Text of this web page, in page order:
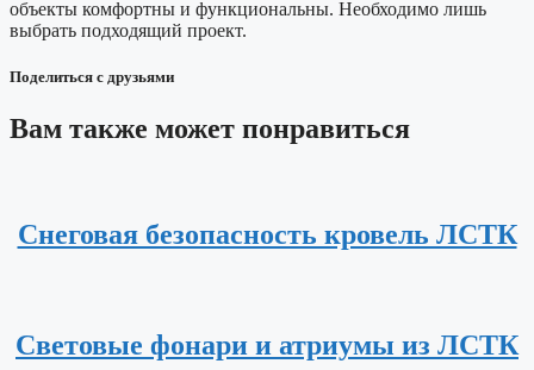
объекты комфортны и функциональны. Необходимо лишь
выбрать подходящий проект.
Поделиться с друзьями
Вам также может понравиться
Снеговая безопасность кровель ЛСТК
Световые фонари и атриумы из ЛСТК